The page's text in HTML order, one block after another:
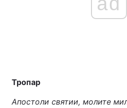
Тропар
Апостоли святии, молите